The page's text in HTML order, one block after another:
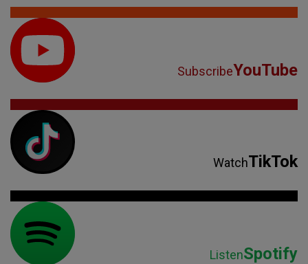
SubscribeYouTube
WatchTikTok
ListenSpotify